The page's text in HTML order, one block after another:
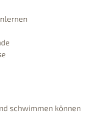
schwimmen können